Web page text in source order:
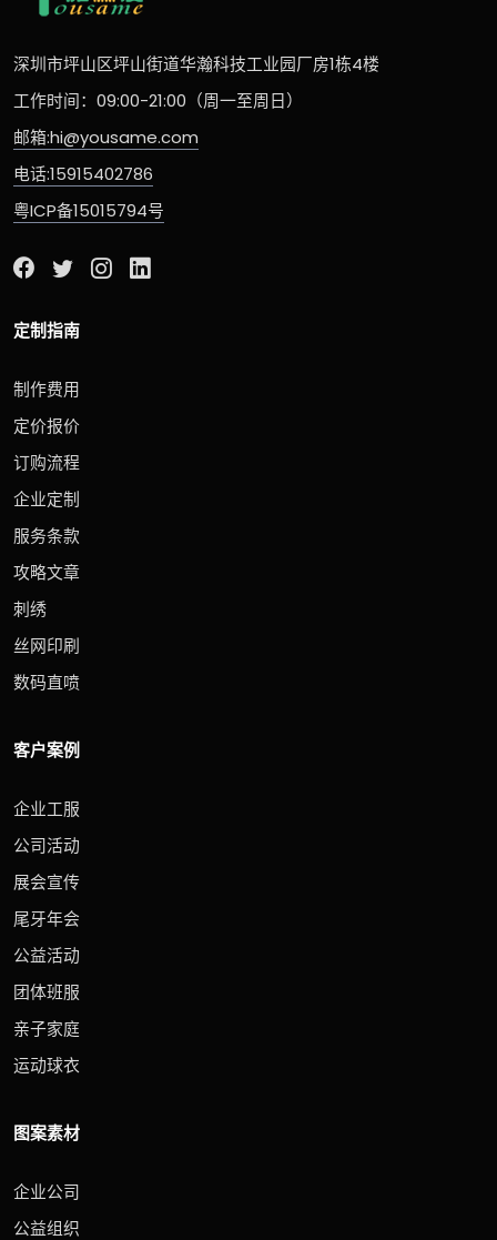
深圳市坪山区坪山街道华瀚科技工业园厂房1栋4楼
工作时间：09:00-21:00（周一至周日）
邮箱:hi@yousame.com
电话:15915402786
粤ICP备15015794号
定制指南
制作费用
定价报价
订购流程
企业定制
服务条款
攻略文章
刺绣
丝网印刷
数码直喷
客户案例
企业工服
公司活动
展会宣传
尾牙年会
公益活动
团体班服
亲子家庭
运动球衣
图案素材
企业公司
公益组织